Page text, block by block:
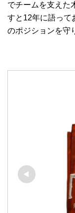
でチームを支えた
すと12年に語って
のポジションを守